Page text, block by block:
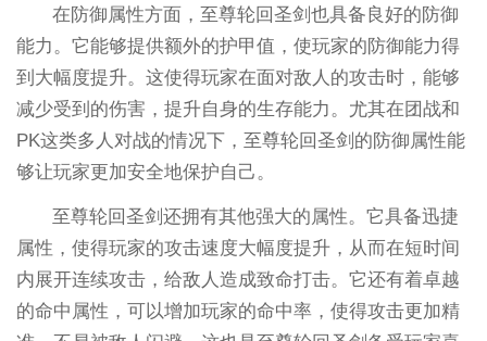
在防御属性方面，至尊轮回圣剑也具备良好的防御
能力。它能够提供额外的护甲值，使玩家的防御能力得
到大幅度提升。这使得玩家在面对敌人的攻击时，能够
减少受到的伤害，提升自身的生存能力。尤其在团战和
PK这类多人对战的情况下，至尊轮回圣剑的防御属性能
够让玩家更加安全地保护自己。
至尊轮回圣剑还拥有其他强大的属性。它具备迅捷
属性，使得玩家的攻击速度大幅度提升，从而在短时间
内展开连续攻击，给敌人造成致命打击。它还有着卓越
的命中属性，可以增加玩家的命中率，使得攻击更加精